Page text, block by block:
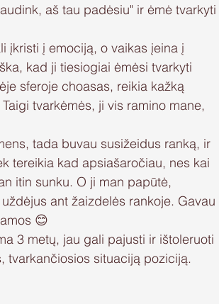
aš tau padėsiu" ir ėmė tvarkyti
įkristi į emociją, o vaikas įeina į
kad ji tiesiogiai ėmėsi tvarkyti
sferoje choasas, reikia kažką
tvarkėmės, ji vis ramino mane,
tada buvau susižeidus ranką, ir
tereikia kad apsiašaročiau, nes kai
itin sunku. O ji man papūtė,
ant žaizdelės rankoje. Gavau
😊
3 metų, jau gali pajusti ir ištoleruoti
tvarkančiosios situaciją poziciją.